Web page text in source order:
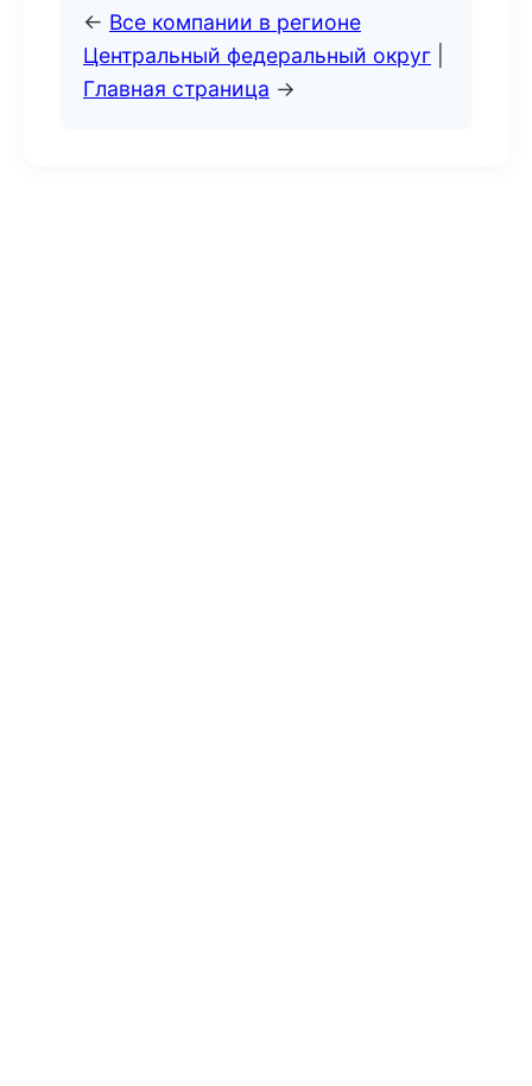
← Все компании в регионе
Центральный федеральный округ
Главная страница →